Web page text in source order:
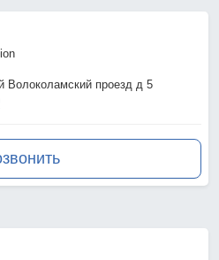
Волоколамский проезд д 5